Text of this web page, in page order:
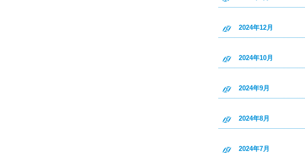
2024年12月
2024年10月
2024年9月
2024年8月
2024年7月